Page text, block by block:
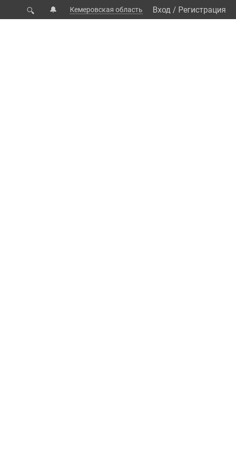
🔍 🔔 Кемеровская область Вход / Регистрация